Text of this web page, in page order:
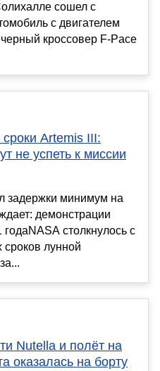
сошел с
с двигателем
кроссовер F-Pace
сроки Artemis III:
не успеть к миссии
задержки минимум на
демонстрации
годаNASA столкнулось с
лунной
Nutella и полёт на
оказалась на борту